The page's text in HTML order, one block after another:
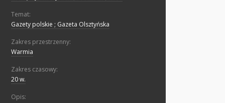
Temat:
Gazety polskie ; Gazeta Olsztyńska
Zakres przestrzenny:
Warmia
Zakres czasowy:
20 w.
Opis: